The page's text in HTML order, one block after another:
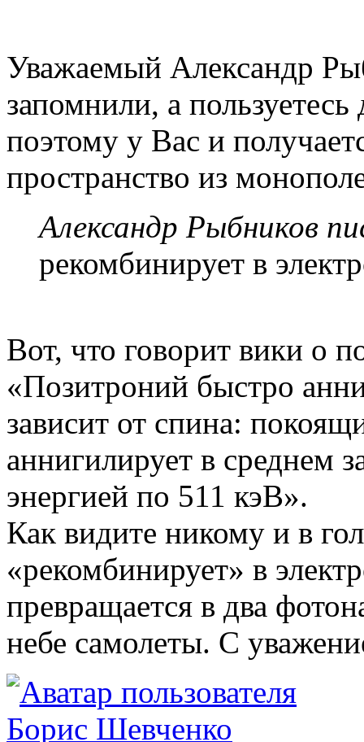
Уважаемый Александр
запомнили, а
поэтому у Вас и
пространство из
Александр Рыбников
рекомбинирует в
Вот, что говорит вики о
«Позитроний быстро
зависит от спина:
аннигилирует в среднем
энергией по 511 кэВ».
Как видите никому и в
«рекомбинирует» в
превращается в два
небе самолеты. С
Борис Шевченко